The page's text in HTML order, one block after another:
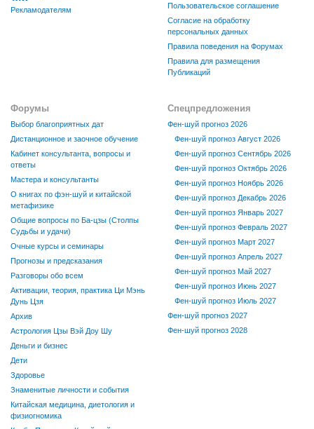
Рекламодателям
Пользовательское соглашение
Согласие на обработку
персональных данных
Правила поведения на Форумах
Правила для размещения
Публикаций
Форумы
Выбор благоприятных дат
Дистанционное и заочное обучение
Кабинет консультанта, вопросы и
ответы
Мастера и консультанты
О книгах по фэн-шуй и китайской
метафизике
Общие вопросы по Ба-цзы (Столпы
Судьбы и удачи)
Очные курсы и семинары
Прогнозы и предсказания
Разговоры обо всем
Активации, теория, практика Ци Мэнь
Дунь Цзя
Архив
Астрология Цзы Вэй Доу Шу
Деньги и бизнес
Дети
Здоровье
Знаменитые личности и события
Китайская медицина, диетология и
физиогномика
Спецпредложения
Фен-шуй прогноз 2026
Фен-шуй прогноз Август 2026
Фен-шуй прогноз Сентябрь 2026
Фен-шуй прогноз Октябрь 2026
Фен-шуй прогноз Ноябрь 2026
Фен-шуй прогноз Декабрь 2026
Фен-шуй прогноз Январь 2027
Фен-шуй прогноз Февраль 2027
Фен-шуй прогноз Март 2027
Фен-шуй прогноз Апрель 2027
Фен-шуй прогноз Май 2027
Фен-шуй прогноз Июнь 2027
Фен-шуй прогноз Июль 2027
Фен-шуй прогноз 2027
Фен-шуй прогноз 2028